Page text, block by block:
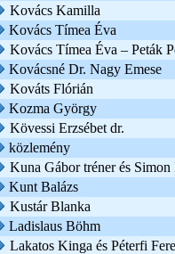
Kovács Kamilla
Kovács Tímea Éva
Kovács Tímea Éva – Peták
Kovácsné Dr. Nagy Emese
Kováts Flórián
Kozma György
Kövessi Erzsébet dr.
közlemény
Kuna Gábor tréner és
Kunt Balázs
Kustár Blanka
Ladislaus Böhm
Lakatos Kinga és Péterfi